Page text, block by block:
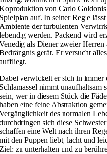
Koproduktion von Carlo
Spielplan auf. In seiner Regie
Ambiente der turbulenten
lebendig werden. Packend wird
Venedig als Diener zweier
Bedrängnis gerät. Er versucht
auffliegt.
Dabei verwickelt er sich in immer
Schlamassel nimmt unaufhaltsam
sein, wer in diesem Stück die
haben eine feine Abstraktion
Vergänglichkeit des normalen
durchdringen sich diese
schaffen eine Welt nach ihren
mit den Puppen liebt, lacht und
Ziel: zu unterhalten und zu